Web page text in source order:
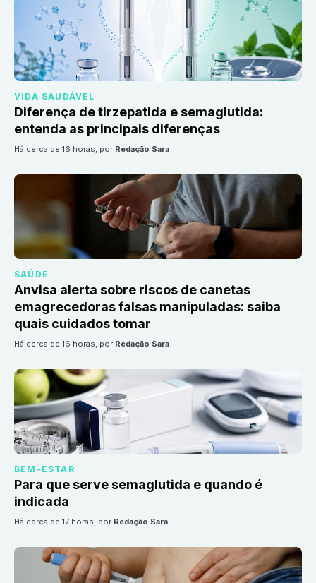
VIDA SAUDÁVEL
Diferença de tirzepatida e semaglutida:
entenda as principais diferenças
há cerca de 16 horas, por Redação Sara
SAÚDE
Anvisa alerta sobre riscos de canetas
emagrecedoras falsas manipuladas: saiba
quais cuidados tomar
há cerca de 16 horas, por Redação Sara
BEM-ESTAR
Para que serve semaglutida e quando é
indicada
há cerca de 17 horas, por Redação Sara